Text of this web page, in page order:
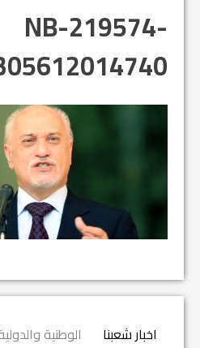
NB-219574-
اخبار شعبنا الوطنية